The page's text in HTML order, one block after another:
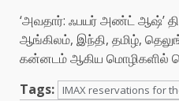
‘அவதார்: ஃபயர் அண்ட் ஆஷ்’
ஆங்கிலம், இந்தி, தமிழ்,
கன்னடம் ஆகிய மொழிகளில்
Tags:
IMAX reservations for